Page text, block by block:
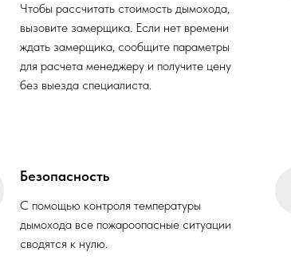
Чтобы рассчитать стоимость дымохода,
вызовите замерщика. Если нет времени
ждать замерщика, сообщите параметры
для расчета менеджеру и получите цену
без выезда специалиста.
Безопасность
С помощью контроля температуры
дымохода все пожароопасные ситуации
сводятся к нулю.